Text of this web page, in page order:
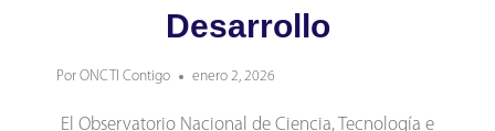
Desarrollo
Por ONCTI Contigo enero 2, 2026
El Observatorio Nacional de Ciencia, Tecnología e